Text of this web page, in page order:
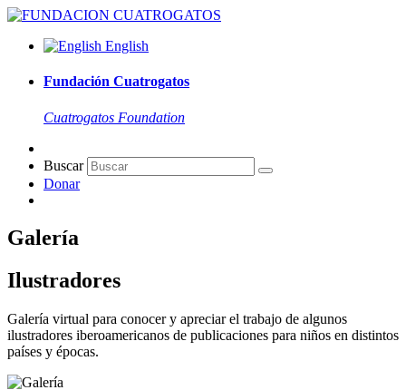
English
Fundación Cuatrogatos
Cuatrogatos Foundation
Buscar
Donar
Galería
Ilustradores
Galería virtual para conocer y apreciar el trabajo de algunos
ilustradores iberoamericanos de publicaciones para niños en distintos
países y épocas.